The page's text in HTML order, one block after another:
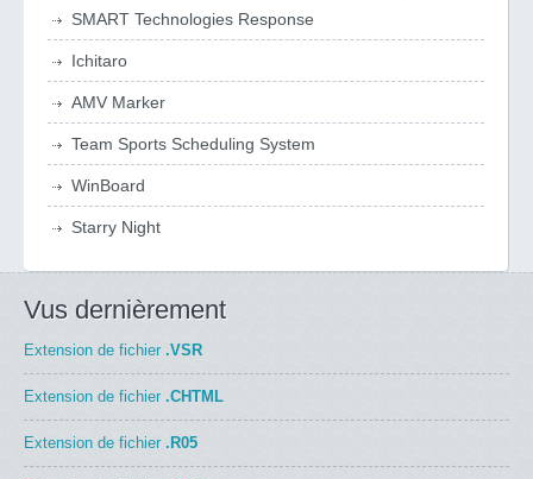
SMART Technologies Response
Ichitaro
AMV Marker
Team Sports Scheduling System
WinBoard
Starry Night
Vus dernièrement
Extension de fichier .VSR
Extension de fichier .CHTML
Extension de fichier .R05